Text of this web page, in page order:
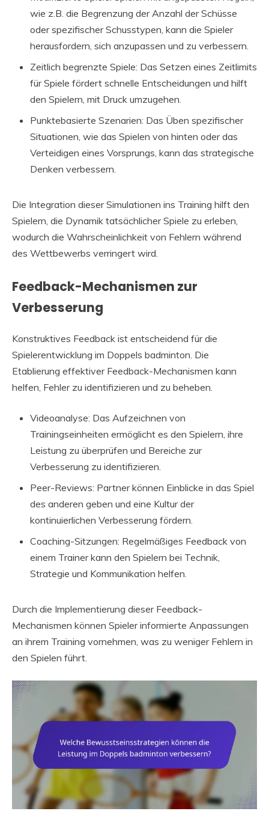
wie z.B. die Begrenzung der Anzahl der Schüsse
oder spezifischer Schusstypen, kann die Spieler
herausfordern, sich anzupassen und zu verbessern.
Zeitlich begrenzte Spiele: Das Setzen eines Zeitlimits
für Spiele fördert schnelle Entscheidungen und hilft
den Spielern, mit Druck umzugehen.
Punktebasierte Szenarien: Das Üben spezifischer
Situationen, wie das Spielen von hinten oder das
Verteidigen eines Vorsprungs, kann das strategische
Denken verbessern.
Die Integration dieser Simulationen ins Training hilft den
Spielern, die Dynamik tatsächlicher Spiele zu erleben,
wodurch die Wahrscheinlichkeit von Fehlern während
des Wettbewerbs verringert wird.
Feedback-Mechanismen zur
Verbesserung
Konstruktives Feedback ist entscheidend für die
Spielerentwicklung im Doppels badminton. Die
Etablierung effektiver Feedback-Mechanismen kann
helfen, Fehler zu identifizieren und zu beheben.
Videoanalyse: Das Aufzeichnen von
Trainingseinheiten ermöglicht es den Spielern, ihre
Leistung zu überprüfen und Bereiche zur
Verbesserung zu identifizieren.
Peer-Reviews: Partner können Einblicke in das Spiel
des anderen geben und eine Kultur der
kontinuierlichen Verbesserung fördern.
Coaching-Sitzungen: Regelmäßiges Feedback von
einem Trainer kann den Spielern bei Technik,
Strategie und Kommunikation helfen.
Durch die Implementierung dieser Feedback-
Mechanismen können Spieler informierte Anpassungen
an ihrem Training vornehmen, was zu weniger Fehlern in
den Spielen führt.